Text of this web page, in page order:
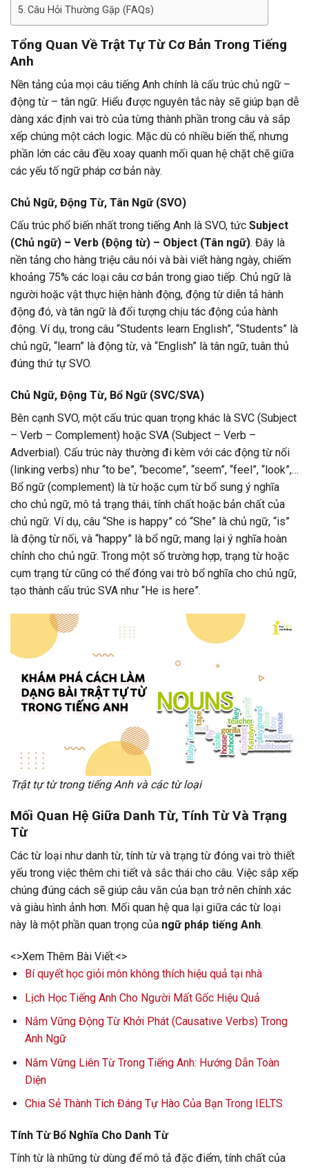
Câu Hỏi Thường Gặp (FAQs)
Tổng Quan Về Trật Tự Từ Cơ Bản Trong Tiếng
Anh
Nền tảng của mọi câu tiếng Anh chính là cấu trúc chủ ngữ –
động từ – tân ngữ. Hiểu được nguyên tắc này sẽ giúp bạn dễ
dàng xác định vai trò của từng thành phần trong câu và sắp
xếp chúng một cách logic. Mặc dù có nhiều biến thể, nhưng
phần lớn các câu đều xoay quanh mối quan hệ chặt chẽ giữa
các yếu tố ngữ pháp cơ bản này.
Chủ Ngữ, Động Từ, Tân Ngữ (SVO)
Cấu trúc phổ biến nhất trong tiếng Anh là SVO, tức Subject
(Chủ ngữ) – Verb (Động từ) – Object (Tân ngữ). Đây là
nền tảng cho hàng triệu câu nói và bài viết hàng ngày, chiếm
khoảng 75% các loại câu cơ bản trong giao tiếp. Chủ ngữ là
người hoặc vật thực hiện hành động, động từ diễn tả hành
động đó, và tân ngữ là đối tượng chịu tác động của hành
động. Ví dụ, trong câu “Students learn English”, “Students” là
chủ ngữ, “learn” là động từ, và “English” là tân ngữ, tuân thủ
đúng thứ tự SVO.
Chủ Ngữ, Động Từ, Bổ Ngữ (SVC/SVA)
Bên cạnh SVO, một cấu trúc quan trọng khác là SVC (Subject
– Verb – Complement) hoặc SVA (Subject – Verb –
Adverbial). Cấu trúc này thường đi kèm với các động từ nối
(linking verbs) như “to be”, “become”, “seem”, “feel”, “look”,…
Bổ ngữ (complement) là từ hoặc cụm từ bổ sung ý nghĩa
cho chủ ngữ, mô tả trạng thái, tính chất hoặc bản chất của
chủ ngữ. Ví dụ, câu “She is happy” có “She” là chủ ngữ, “is”
là động từ nối, và “happy” là bổ ngữ, mang lại ý nghĩa hoàn
chỉnh cho chủ ngữ. Trong một số trường hợp, trạng từ hoặc
cụm trạng từ cũng có thể đóng vai trò bổ nghĩa cho chủ ngữ,
tạo thành cấu trúc SVA như “He is here”.
Trật tự từ trong tiếng Anh và các từ loại
Mối Quan Hệ Giữa Danh Từ, Tính Từ Và Trạng
Từ
Các từ loại như danh từ, tính từ và trạng từ đóng vai trò thiết
yếu trong việc thêm chi tiết và sắc thái cho câu. Việc sắp xếp
chúng đúng cách sẽ giúp câu văn của bạn trở nên chính xác
và giàu hình ảnh hơn. Mối quan hệ qua lại giữa các từ loại
này là một phần quan trọng của ngữ pháp tiếng Anh.
<>Xem Thêm Bài Viết:<>
Bí quyết học giỏi môn không thích hiệu quả tại nhà
Lịch Học Tiếng Anh Cho Người Mất Gốc Hiệu Quả
Nắm Vững Động Từ Khởi Phát (Causative Verbs) Trong
Anh Ngữ
Nắm Vững Liên Từ Trong Tiếng Anh: Hướng Dẫn Toàn
Diện
Chia Sẻ Thành Tích Đáng Tự Hào Của Bạn Trong IELTS
Tính Từ Bổ Nghĩa Cho Danh Từ
Tính từ là những từ dùng để mô tả đặc điểm, tính chất của